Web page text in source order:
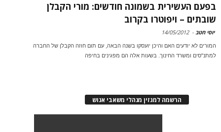
בפעם העשירית בשמונה חודשים: מורי הקבלן
שובתים – ויפוטרו בקרוב
יוסי חטב -
14/05/2012
המורים לא יודעים האם והיכן יועסקו בשנה הבאה, עם תום חוזה הקבלן של החברה
למתנ"סים ומשרד החינוך. בשעות אלה הם מפגינים בחיפה
הרשמה למגזין מנהלי משאבי אנוש